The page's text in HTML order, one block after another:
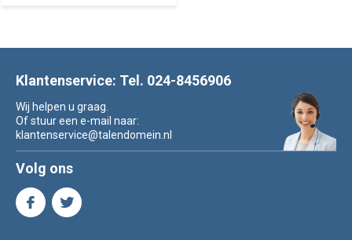
Klantenservice: Tel. 024-8456906
Wij helpen u graag.
Of stuur een e-mail naar:
klantenservice@talendomein.nl
Volg ons